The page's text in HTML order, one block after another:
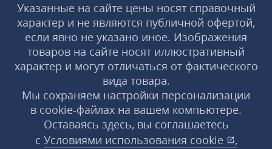
Указанные на сайте цены носят справочный
характер и не являются публичной офертой,
если явно не указано иное. Изображения
товаров на сайте носят иллюстративный
характер и могут отличаться от фактического
вида товара.
Мы сохраняем настройки персонализации
в cookie‑файлах на вашем компьютере.
Оставаясь здесь, вы соглашаетесь
с Условиями использования cookie
,